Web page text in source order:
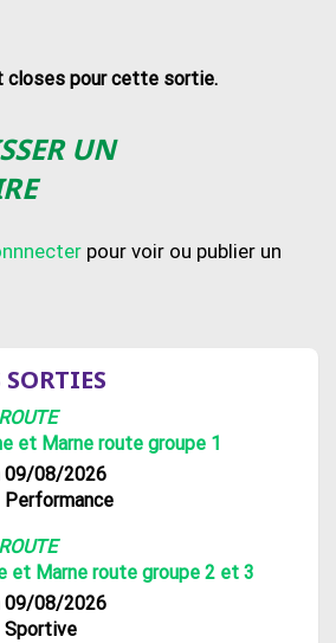
closes pour cette sortie.
UN
pour voir ou publier un
ROUTE
et Marne route groupe 1
09/08/2026
Performance
ROUTE
et Marne route groupe 2 et 3
09/08/2026
Sportive